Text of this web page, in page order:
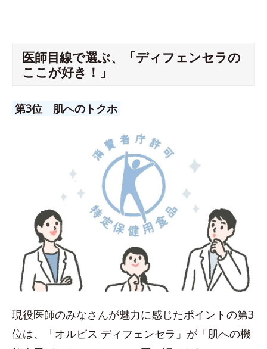
医師目線で選ぶ、「ディフェンセラの
ここが好き！」
第3位 肌へのトクホ
現役医師のみなさんが魅力に感じたポイントの第3
位は、「オルビス ディフェンセラ」が「肌への機